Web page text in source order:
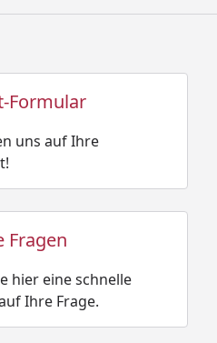
Formular
uns auf Ihre
Fragen
hier eine schnelle
Ihre Frage.